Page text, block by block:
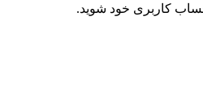
کاربری خود شوید.